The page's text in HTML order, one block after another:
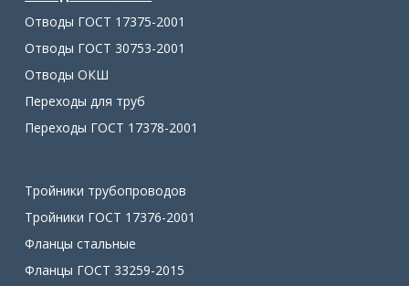
Отводы ГОСТ 17375-2001
Отводы ГОСТ 30753-2001
Отводы ОКШ
Переходы для труб
Переходы ГОСТ 17378-2001
Тройники трубопроводов
Тройники ГОСТ 17376-2001
Фланцы стальные
Фланцы ГОСТ 33259-2015